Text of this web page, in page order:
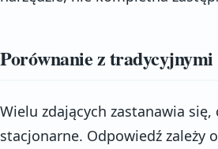
Porównanie z
Wielu zdających zastanawia
stacjonarne. Odpowiedź zależy